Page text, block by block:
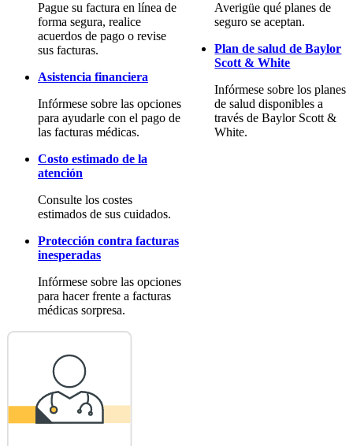
Pague su factura en línea de
forma segura, realice
acuerdos de pago o revise
sus facturas.
Asistencia financiera
Infórmese sobre las opciones
para ayudarle con el pago de
las facturas médicas.
Costo estimado de la
atención
Consulte los costes
estimados de sus cuidados.
Protección contra facturas
inesperadas
Infórmese sobre las opciones
para hacer frente a facturas
médicas sorpresa.
Averigüe qué planes de
seguro se aceptan.
Plan de salud de Baylor
Scott & White
Infórmese sobre los planes
de salud disponibles a
través de Baylor Scott &
White.